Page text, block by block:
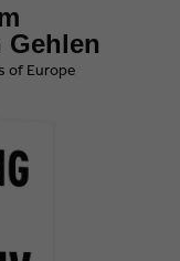
Gehlen
of Europe